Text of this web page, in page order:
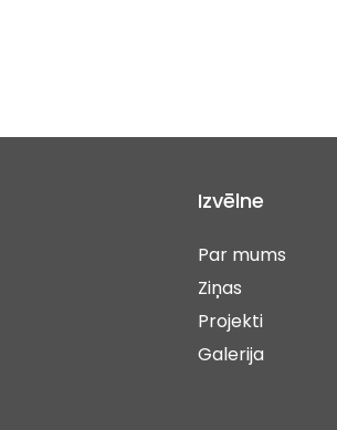
Izvēlne
Par mums
Ziņas
Projekti
Galerija